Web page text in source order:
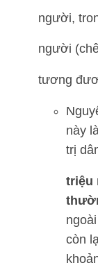
người,
người
tương
này
trị
triệu
còn